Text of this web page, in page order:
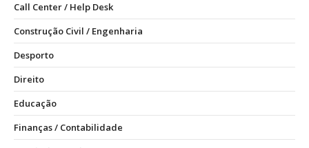
Call Center / Help Desk
Construção Civil / Engenharia
Desporto
Direito
Educação
Finanças / Contabilidade